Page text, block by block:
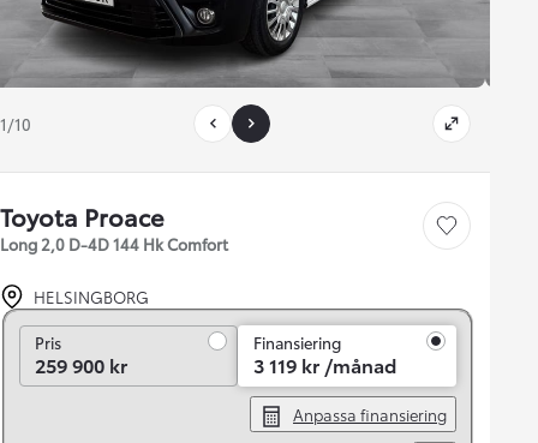
1/10
Toyota Proace
Long 2,0 D-4D 144 Hk Comfort
Save car
HELSINGBORG
PrisPris
259 900 kr
Finansiering
3 119 kr /månad
Anpassa finansiering